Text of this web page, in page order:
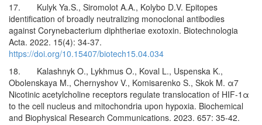
17. Kulyk Ya.S., Siromolot A.A., Kolybo D.V. Epitopes
identification of broadly neutralizing monoclonal antibodies
against Corynebacterium diphtheriae exotoxin. Biotechnologia
Acta. 2022. 15(4): 34-37.
https://doi.org/10.15407/biotech15.04.034
18. Kalashnyk O., Lykhmus O., Koval L., Uspenska K.,
Obolenskaya M., Chernyshov V., Komisarenko S., Skok M. α7
Nicotinic acetylcholine receptors regulate translocation of HIF-1α
to the cell nucleus and mitochondria upon hypoxia. Biochemical
and Biophysical Research Communications. 2023. 657: 35-42.